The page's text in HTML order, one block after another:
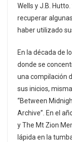
Wells y J.B.
recuperar
haber utilizado
En la década de
donde se
una compilación
sus inicios,
“Between
Archive”. En el
y The Mt Zion
lápida en la